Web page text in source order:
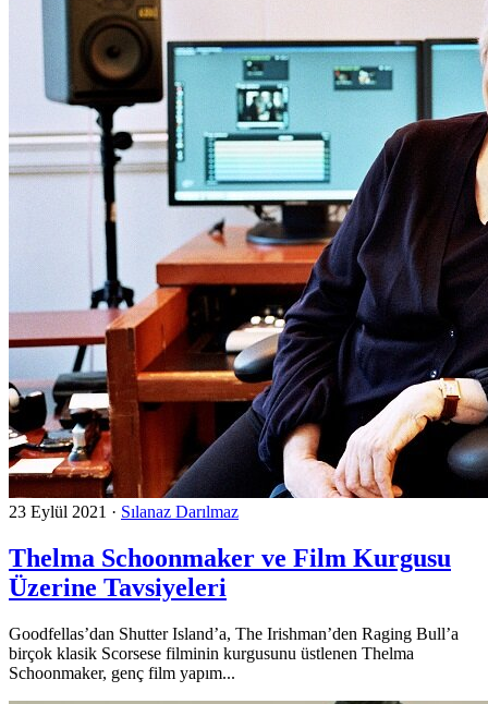
23 Eylül 2021 · Sılanaz Darılmaz
Thelma Schoonmaker ve Film Kurgusu
Üzerine Tavsiyeleri
Goodfellas’dan Shutter Island’a, The Irishman’den Raging Bull’a
birçok klasik Scorsese filminin kurgusunu üstlenen Thelma
Schoonmaker, genç film yapım...